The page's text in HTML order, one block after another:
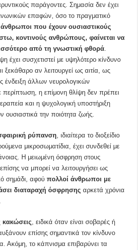
παράγοντες. Σημασία δεν έχει
επαφών, όσο το πραγματικό
που έχουν ουσιαστικούς
κοντινούς ανθρώπους, φαίνεται να
από τη γνωστική φθορά
έχει συσχετιστεί με υψηλότερο κίνδυνο
ξεκάθαρο αν λειτουργεί ως αιτία, ως
άλλων νευρολογικών
η επίμονη θλίψη δεν πρέπει
και η ψυχολογική υποστήριξη
την ποιότητα ζωής.
ρύπανση , ιδιαίτερα το διοξείδιο
μικροσωματίδια, έχει συνδεθεί με
Η μειωμένη όσφρηση στους
να μπορεί να λειτουργήσει ως
σημάδι, αφούπολλοί άνθρωποι με
διαταραχή όσφρησης αρκετά χρόνια
κακώσεις , ειδικά όταν είναι σοβαρές ή
επίσης σημαντικά τον κίνδυνο
Ακόμη, το κάπνισμα επιβαρύνει τα